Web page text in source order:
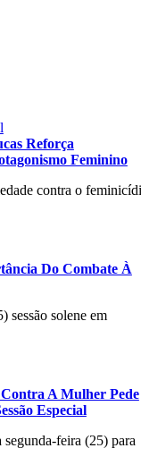
Reforça
Feminino
contra o
Do Combate À
sessão solene em
A Mulher Pede
Especial
segunda-feira (25) para